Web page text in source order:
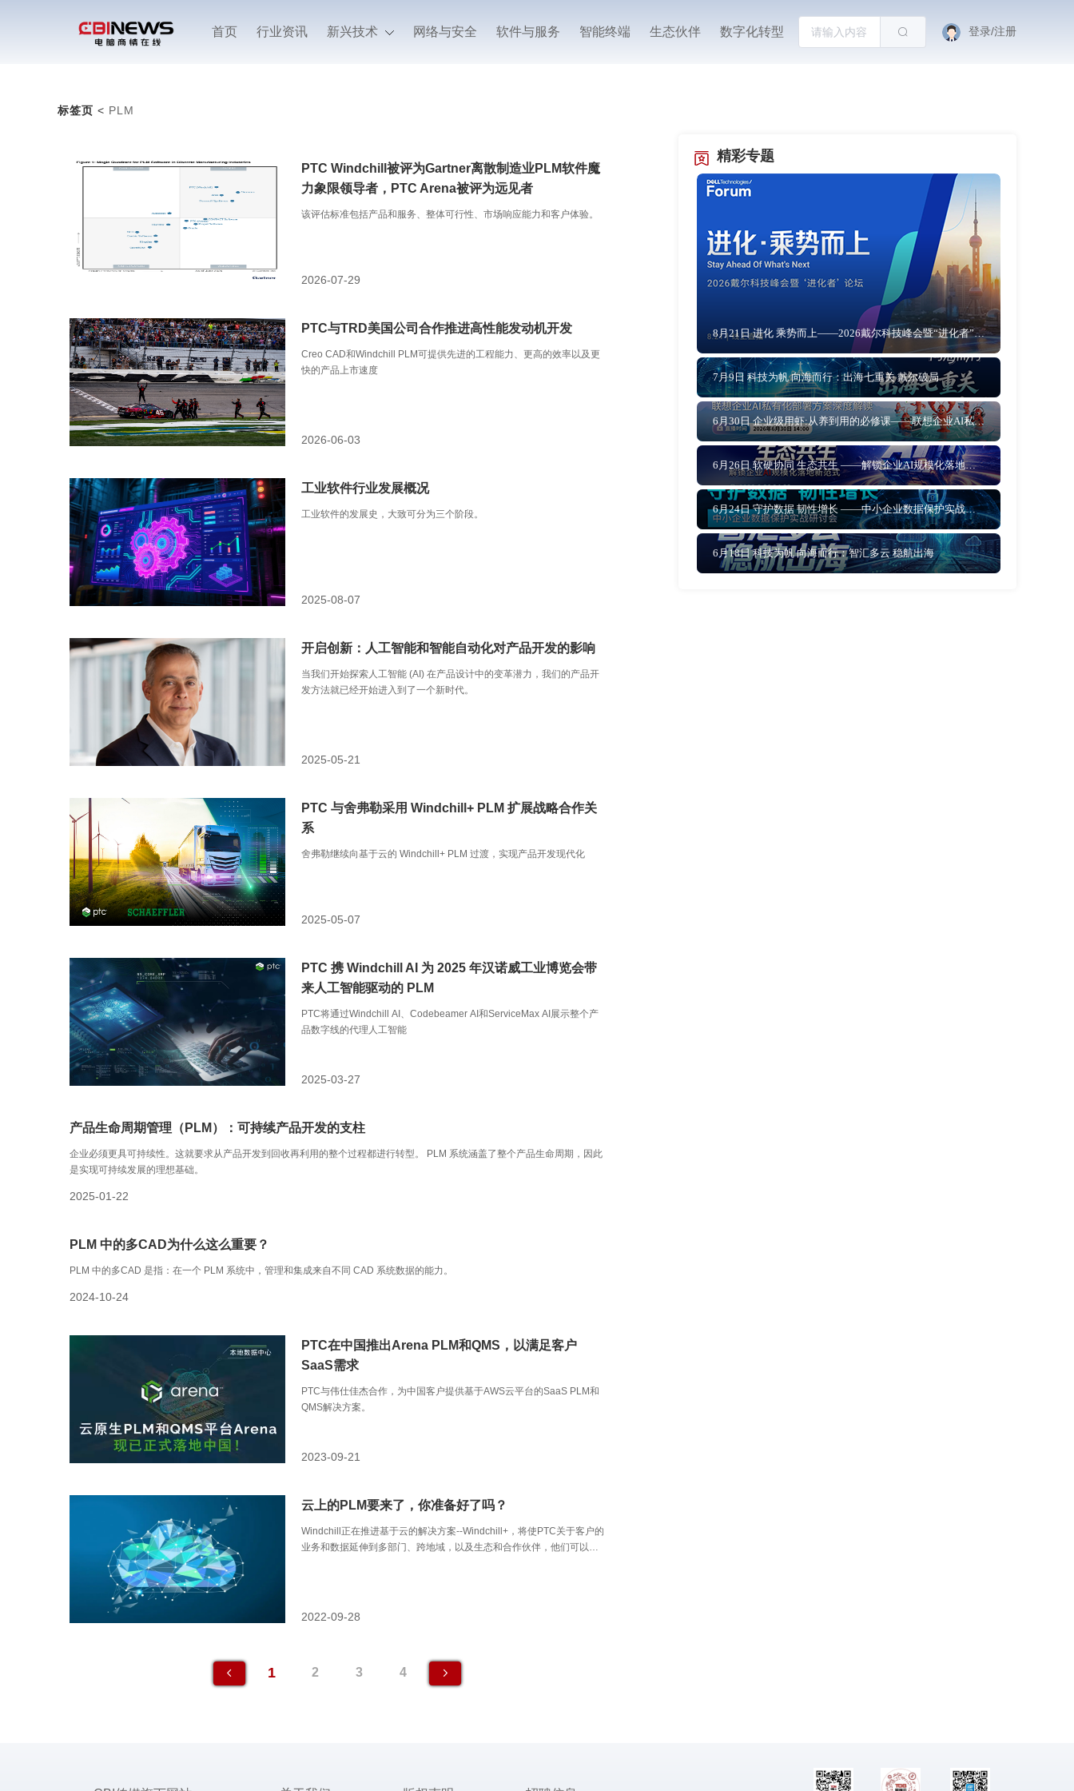
首页 行业资讯 新兴技术 网络与安全 软件与服务 智能终端 生态伙伴 数字化转型 登录/注册
标签页 < PLM
PTC Windchill被评为Gartner离散制造业PLM软件魔
力象限领导者，PTC Arena被评为远见者
该评估标准包括产品和服务、整体可行性、市场响应能力和客户体验。
2026-07-29
PTC与TRD美国公司合作推进高性能发动机开发
Creo CAD和Windchill PLM可提供先进的工程能力、更高的效率以及更
快的产品上市速度
2026-06-03
工业软件行业发展概况
工业软件的发展史，大致可分为三个阶段。
2025-08-07
开启创新：人工智能和智能自动化对产品开发的影响
当我们开始探索人工智能 (AI) 在产品设计中的变革潜力，我们的产品开
发方法就已经开始进入到了一个新时代。
2025-05-21
PTC 与舍弗勒采用 Windchill+ PLM 扩展战略合作关
系
舍弗勒继续向基于云的 Windchill+ PLM 过渡，实现产品开发现代化
2025-05-07
PTC 携 Windchill AI 为 2025 年汉诺威工业博览会带
来人工智能驱动的 PLM
PTC将通过Windchill AI、Codebeamer AI和ServiceMax AI展示整个产
品数字线的代理人工智能
2025-03-27
产品生命周期管理（PLM）：可持续产品开发的支柱
企业必须更具可持续性。这就要求从产品开发到回收再利用的整个过程都进行转型。 PLM 系统涵盖了整个产品生命周期，因此
是实现可持续发展的理想基础。
2025-01-22
PLM 中的多CAD为什么这么重要？
PLM 中的多CAD 是指：在一个 PLM 系统中，管理和集成来自不同 CAD 系统数据的能力。
2024-10-24
PTC在中国推出Arena PLM和QMS，以满足客户
SaaS需求
PTC与伟仕佳杰合作，为中国客户提供基于AWS云平台的SaaS PLM和
QMS解决方案。
2023-09-21
云上的PLM要来了，你准备好了吗？
Windchill正在推进基于云的解决方案--Windchill+，将使PTC关于客户的
业务和数据延伸到多部门、跨地域，以及生态和合作伙伴，他们可以安
2022-09-28
1 2 3 4
精彩专题
8月21日 进化 乘势而上——2026戴尔科技峰会暨“进化者”论坛
7月9日 科技为帆 向海而行：出海七重关 戴尔破局
6月30日 企业级用虾:从养到用的必修课——联想企业AI私有化部署方案深度解读
6月26日 软硬协同 生态共生 ——解锁企业AI规模化落地新范式
6月24日 守护数据 韧性增长 ——中小企业数据保护实战研讨会
6月18日 科技为帆 向海而行：智汇多云 稳航出海